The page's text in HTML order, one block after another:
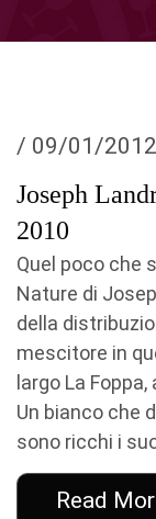
/ 09/01/2012
Joseph
2010
Quel poco che
Nature di
della
mescitore in
largo La
Un bianco che
sono ricchi i
Read